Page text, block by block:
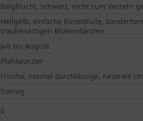
Balgfrucht, schwarz, nicht zum Verzehr
Hellgelb, einfache Einzelblüte,
traubenartigen Blütenständen
Juli bis August
Pfahlwurzler
Frische, normal durchlässige, neutrale
Sonnig
6